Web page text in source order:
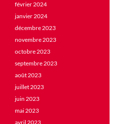
février 2024
janvier 2024
décembre 2023
novembre 2023
octobre 2023
septembre 2023
août 2023
juillet 2023
juin 2023
mai 2023
avril 2023